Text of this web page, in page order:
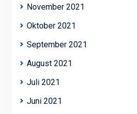
November 2021
Oktober 2021
September 2021
August 2021
Juli 2021
Juni 2021